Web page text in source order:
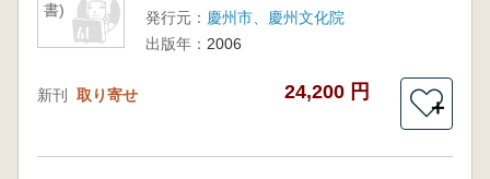
書)
発行元： 慶州市、慶州文化院
出版年： 2006
新刊 取り寄せ 24,200 円
＋